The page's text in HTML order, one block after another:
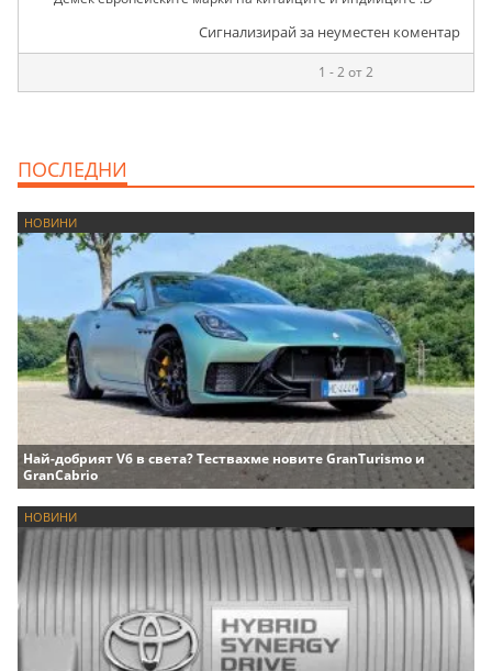
Сигнализирай за неуместен коментар
1 - 2 от 2
ПОСЛЕДНИ
НОВИНИ
Най-добрият V6 в света? Тествахме новите GranTurismo и
GranCabrio
НОВИНИ